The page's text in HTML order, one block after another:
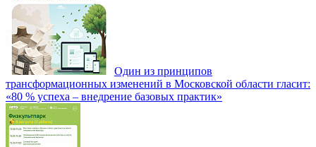
Один из принципов
трансформационных изменений в Московской области гласит:
«80 % успеха – внедрение базовых практик»